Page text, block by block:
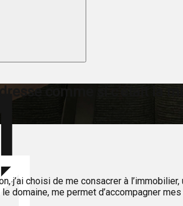
comme si c’était la
j’ai choisi de me consacrer à
domaine, me permet d’accompagner